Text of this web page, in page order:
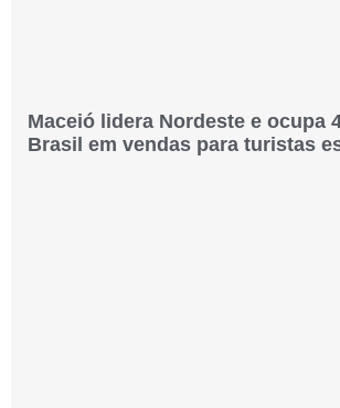
Maceió lidera Nordeste e ocupa
Brasil em vendas para turistas